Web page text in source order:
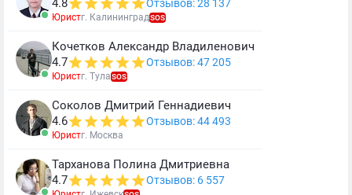
4.8
Отзывов: 28 137
Юристг. КалининградSOS
Кочетков Александр Владиленович
4.7
Отзывов: 47 205
Юристг. ТулаSOS
Соколов Дмитрий Геннадиевич
4.6
Отзывов: 44 493
Юристг. Москва
Тарханова Полина Дмитриевна
4.7
Отзывов: 6 557